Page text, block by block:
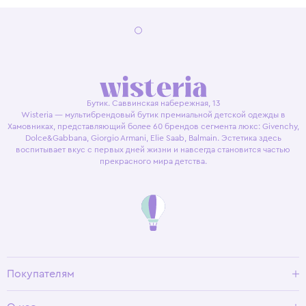
Бутик. Саввинская набережная, 13
Wisteria — мультибрендовый бутик премиальной детской одежды в
Хамовниках, представляющий более 60 брендов сегмента люкс: Givenchy,
Dolce&Gabbana, Giorgio Armani, Elie Saab, Balmain. Эстетика здесь
воспитывает вкус с первых дней жизни и навсегда становится частью
прекрасного мира детства.
Покупателям